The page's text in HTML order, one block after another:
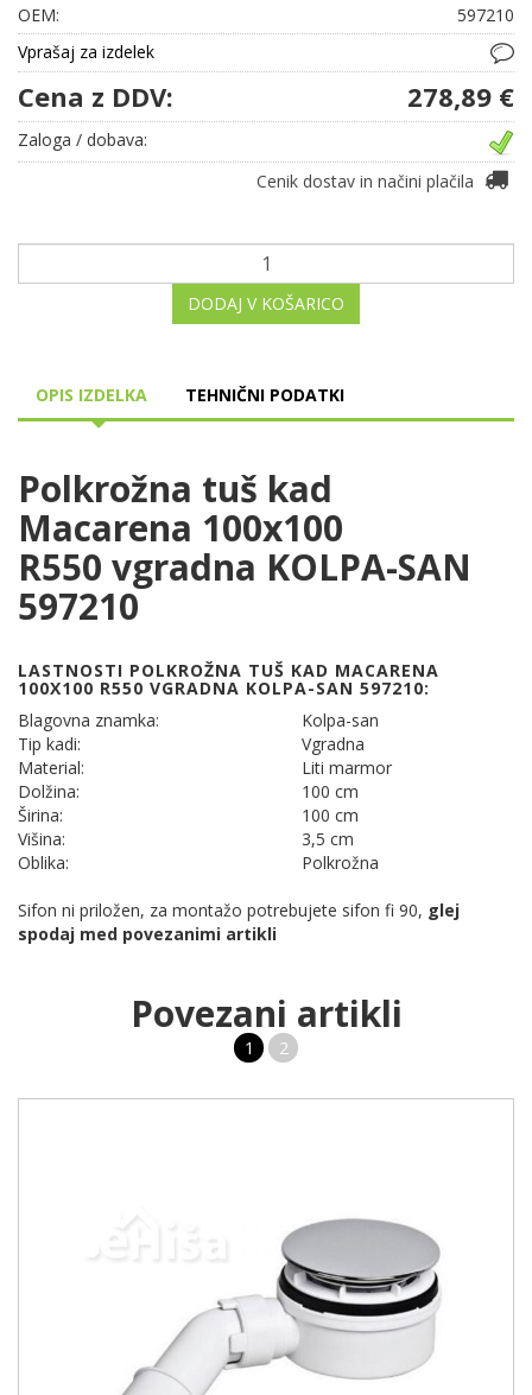
OEM:
597210
Vprašaj za izdelek
Cena z DDV: 278,89 €
Zaloga / dobava:
Cenik dostav in načini plačila
DODAJ V KOŠARICO
OPIS IZDELKA TEHNIČNI PODATKI
Polkrožna tuš kad
Macarena 100x100
R550 vgradna KOLPA-SAN
597210
LASTNOSTI POLKROŽNA TUŠ KAD MACARENA
100X100 R550 VGRADNA KOLPA-SAN 597210:
Blagovna znamka:
Kolpa-san
Tip kadi:
Vgradna
Material:
Liti marmor
Dolžina:
100 cm
Širina:
100 cm
Višina:
3,5 cm
Oblika:
Polkrožna
Sifon ni priložen, za montažo potrebujete sifon fi 90, glej
spodaj med povezanimi artikli
Povezani artikli
1 2